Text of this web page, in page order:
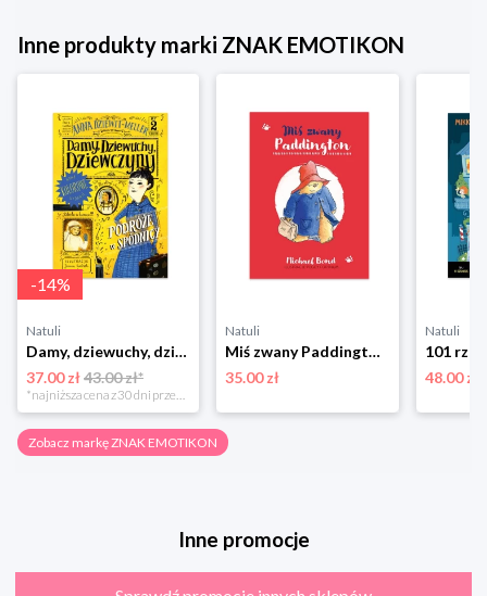
Inne produkty marki ZNAK EMOTIKON
-14%
Natuli
Damy, dziewuchy, dziewczyny. Podróże w spódnicy Znak emotikon
37.00 zł43.00 zł*
Natuli
Miś zwany Paddington Znak emotikon
35.00 zł
Natuli
48.00 zł
Zobacz markę ZNAK EMOTIKON
Inne promocje